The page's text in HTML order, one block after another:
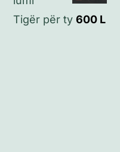
Tigër për ty 600 L